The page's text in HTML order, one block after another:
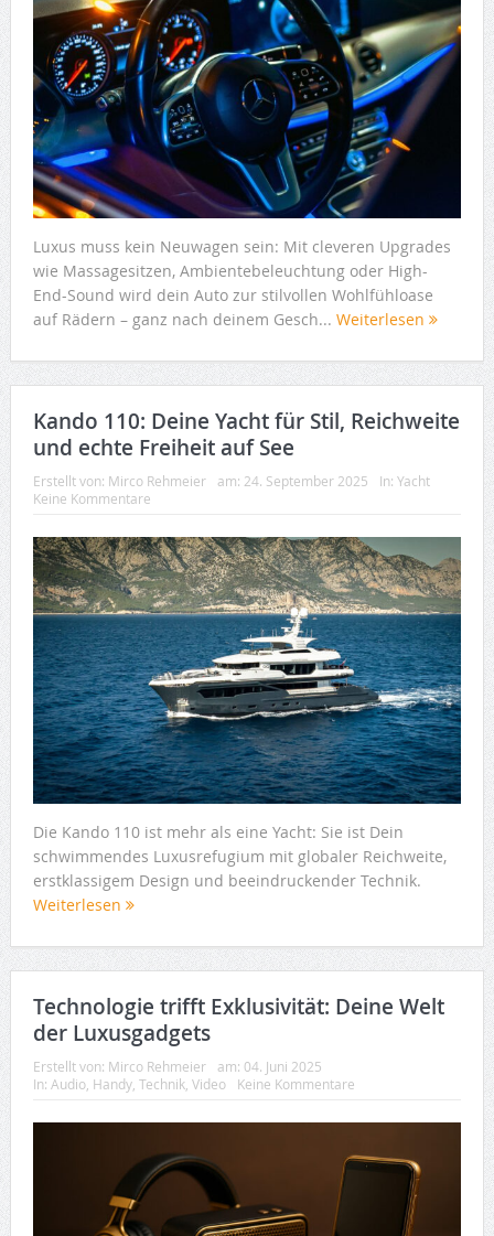
Luxus muss kein Neuwagen sein: Mit cleveren Upgrades
wie Massagesitzen, Ambientebeleuchtung oder High-
End-Sound wird dein Auto zur stilvollen Wohlfühloase
auf Rädern – ganz nach deinem Gesch... Weiterlesen
Kando 110: Deine Yacht für Stil, Reichweite
und echte Freiheit auf See
Erstellt von: Mirco Rehmeier am: 24. September 2025 In: Yacht
Keine Kommentare
Die Kando 110 ist mehr als eine Yacht: Sie ist Dein
schwimmendes Luxusrefugium mit globaler Reichweite,
erstklassigem Design und beeindruckender Technik.
Weiterlesen
Technologie trifft Exklusivität: Deine Welt
der Luxusgadgets
Erstellt von: Mirco Rehmeier am: 04. Juni 2025
In: Audio, Handy, Technik, Video Keine Kommentare